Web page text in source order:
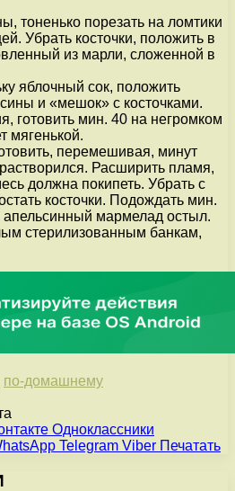
тоненько порезать на ломтики
Убрать косточки, положить в
из марли, сложенной в
яблочный сок, положить
и «мешок» с косточками.
готовить мин. 40 на негромком
мягенькой.
перемешивая, минут
Расширить пламя,
должна покипеть. Убрать с
косточки. Подождать мин.
апельсинный мармелад остыл.
стерилизованным банкам,
по-домашнему
Одноклассники
Telegram Viber Печатать